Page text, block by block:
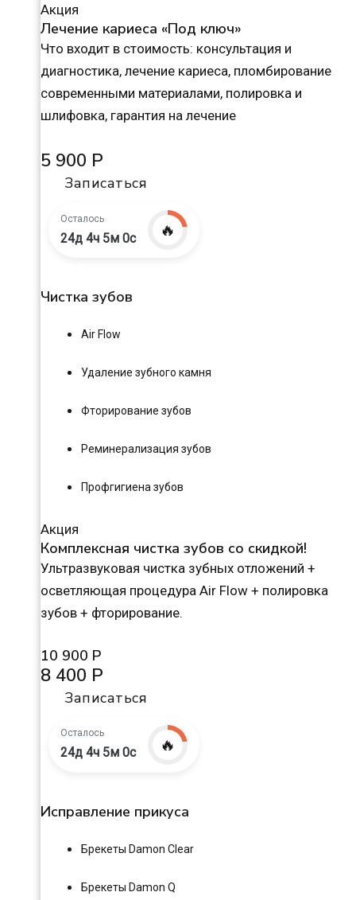
Акция
Лечение кариеса «Под ключ»
Что входит в стоимость: консультация и
диагностика, лечение кариеса, пломбирование
современными материалами, полировка и
шлифовка, гарантия на лечение
5 900 Р
Записаться
Осталось
24д 4ч 4м 59с 🔥
Чистка зубов
Air Flow
Удаление зубного камня
Фторирование зубов
Реминерализация зубов
Профгигиена зубов
Акция
Комплексная чистка зубов со скидкой!
Ультразвуковая чистка зубных отложений +
осветляющая процедура Air Flow + полировка
зубов + фторирование.
10 900 Р
8 400 Р
Записаться
Осталось
24д 4ч 4м 59с 🔥
Исправление прикуса
Брекеты Damon Clear
Брекеты Damon Q